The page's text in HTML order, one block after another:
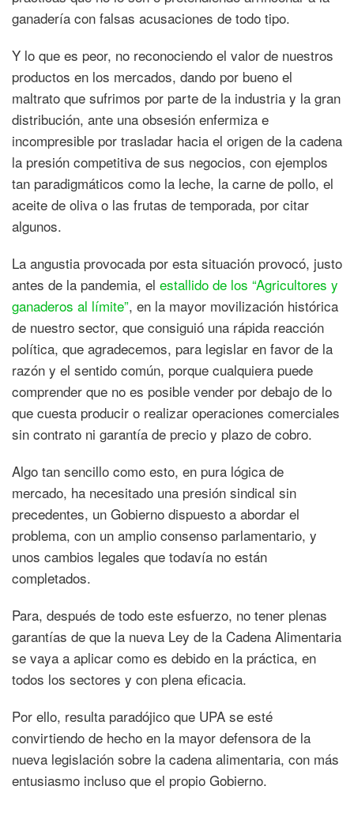
ganadería con falsas acusaciones de todo tipo.
Y lo que es peor, no reconociendo el valor de nuestros
productos en los mercados, dando por bueno el
maltrato que sufrimos por parte de la industria y la gran
distribución, ante una obsesión enfermiza e
incompresible por trasladar hacia el origen de la cadena
la presión competitiva de sus negocios, con ejemplos
tan paradigmáticos como la leche, la carne de pollo, el
aceite de oliva o las frutas de temporada, por citar
algunos.
La angustia provocada por esta situación provocó, justo
antes de la pandemia, el estallido de los “Agricultores y
ganaderos al límite”, en la mayor movilización histórica
de nuestro sector, que consiguió una rápida reacción
política, que agradecemos, para legislar en favor de la
razón y el sentido común, porque cualquiera puede
comprender que no es posible vender por debajo de lo
que cuesta producir o realizar operaciones comerciales
sin contrato ni garantía de precio y plazo de cobro.
Algo tan sencillo como esto, en pura lógica de
mercado, ha necesitado una presión sindical sin
precedentes, un Gobierno dispuesto a abordar el
problema, con un amplio consenso parlamentario, y
unos cambios legales que todavía no están
completados.
Para, después de todo este esfuerzo, no tener plenas
garantías de que la nueva Ley de la Cadena Alimentaria
se vaya a aplicar como es debido en la práctica, en
todos los sectores y con plena eficacia.
Por ello, resulta paradójico que UPA se esté
convirtiendo de hecho en la mayor defensora de la
nueva legislación sobre la cadena alimentaria, con más
entusiasmo incluso que el propio Gobierno.